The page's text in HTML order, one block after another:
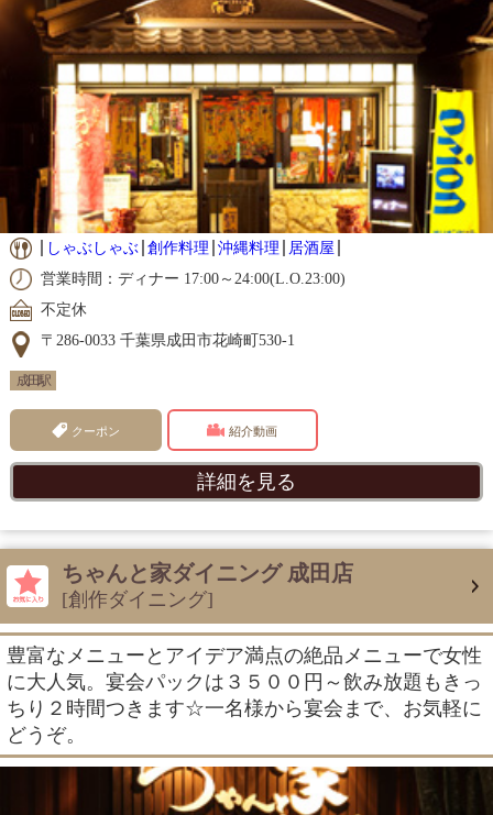
しゃぶしゃぶ 創作料理 沖縄料理
居酒屋
営業時間：ディナー 17:00～24:00(L.O.23:00)
不定休
〒286-0033 千葉県成田市花崎町530-1
成田駅
クーポン 紹介動画
詳細を見る
ちゃんと家ダイニング 成田店
[創作ダイニング]
豊富なメニューとアイデア満点の絶品メニューで女性
に大人気。宴会パックは３５００円～飲み放題もきっ
ちり２時間つきます☆一名様から宴会まで、お気軽に
どうぞ。